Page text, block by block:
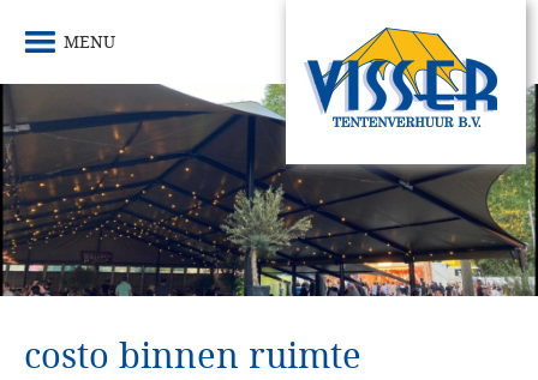
costo binnen ruimte
MENU